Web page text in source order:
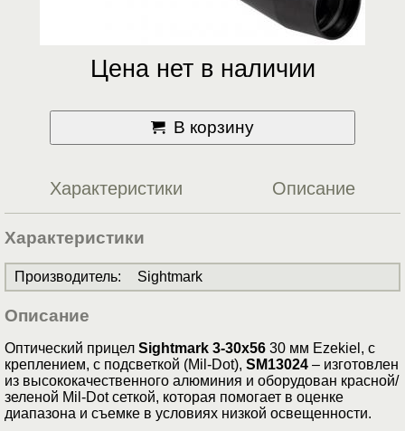
Цена нет в наличии
В корзину
Характеристики Описание
Характеристики
Производитель: Sightmark
Описание
Оптический прицел Sightmark 3-30х56 30 мм Ezekiel, с
креплением, с подсветкой (Mil-Dot), SM13024 – изготовлен
из высококачественного алюминия и оборудован красной/
зеленой Mil-Dot сеткой, которая помогает в оценке
диапазона и съемке в условиях низкой освещенности.